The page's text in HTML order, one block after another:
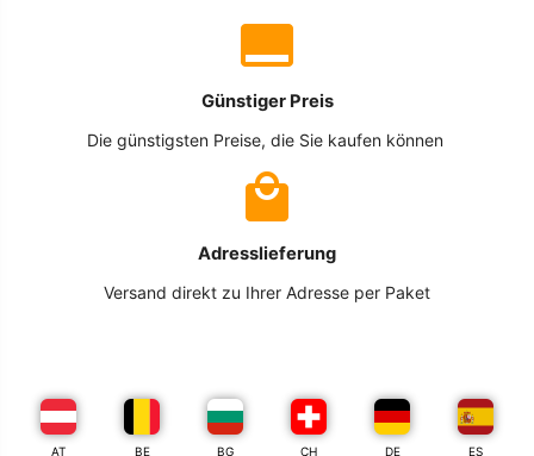
Günstiger Preis
Die günstigsten Preise, die Sie kaufen können
Adresslieferung
Versand direkt zu Ihrer Adresse per Paket
AT BE BG CH DE ES